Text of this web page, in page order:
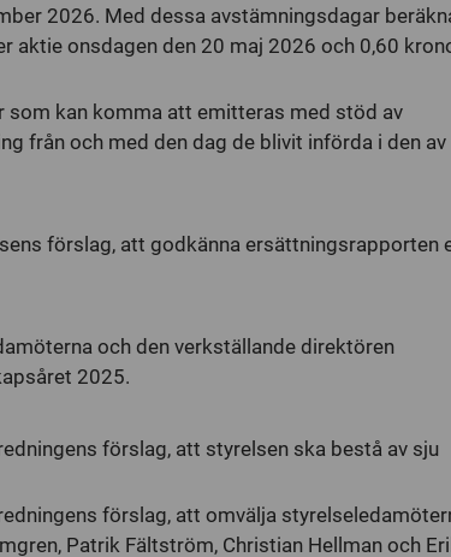
2026. Med dessa avstämningsdagar
aktie onsdagen den 20 maj 2026 och 0,60
som kan komma att emitteras med stöd av
från och med den dag de blivit införda i den av
förslag, att godkänna ersättningsrapporten
och den verkställande direktören
2025.
förslag, att styrelsen ska bestå av sju
förslag, att omvälja
Patrik Fältström, Christian Hellman och